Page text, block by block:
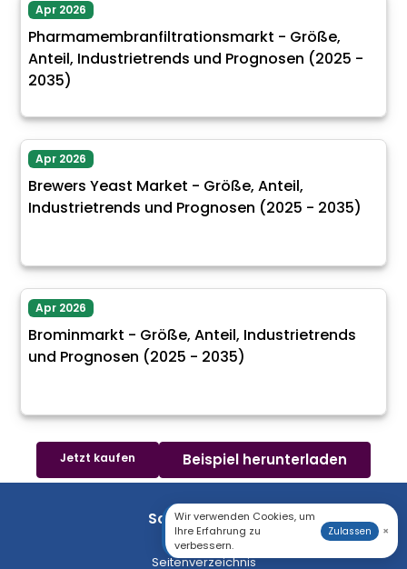
Apr 2026
Pharmamembranfiltrationsmarkt - Größe,
Anteil, Industrietrends und Prognosen (2025 -
2035)
Apr 2026
Brewers Yeast Market - Größe, Anteil,
Industrietrends und Prognosen (2025 - 2035)
Apr 2026
Brominmarkt - Größe, Anteil, Industrietrends
und Prognosen (2025 - 2035)
Jetzt kaufen Beispiel herunterladen
Schnellzugriffe
Seitenverzeichnis
Wir verwenden Cookies, um
Ihre Erfahrung zu
verbessern.
Zulassen ×